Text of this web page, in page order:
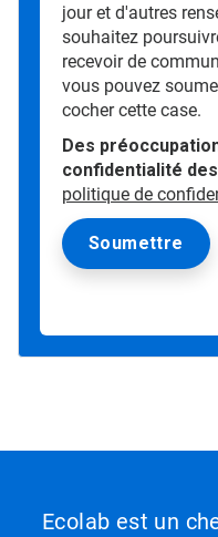
jour et d'autres
souhaitez
recevoir de
vous pouvez
cocher cette case.
Des
confidentialité
politique de
Ecolab est un